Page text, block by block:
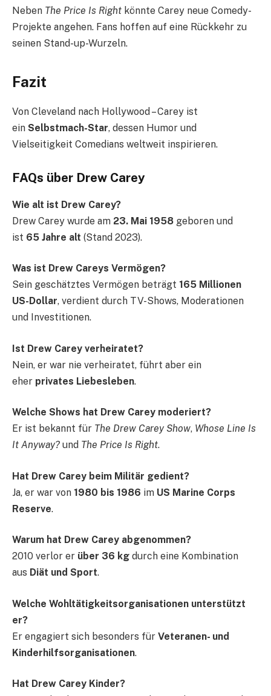
Neben The Price Is Right könnte Carey neue Comedy-
Projekte angehen. Fans hoffen auf eine Rückkehr zu
seinen Stand-up-Wurzeln.
Fazit
Von Cleveland nach Hollywood – Carey ist
ein Selbstmach-Star, dessen Humor und
Vielseitigkeit Comedians weltweit inspirieren.
FAQs über Drew Carey
Wie alt ist Drew Carey?
Drew Carey wurde am 23. Mai 1958 geboren und
ist 65 Jahre alt (Stand 2023).
Was ist Drew Careys Vermögen?
Sein geschätztes Vermögen beträgt 165 Millionen
US-Dollar, verdient durch TV-Shows, Moderationen
und Investitionen.
Ist Drew Carey verheiratet?
Nein, er war nie verheiratet, führt aber ein
eher privates Liebesleben.
Welche Shows hat Drew Carey moderiert?
Er ist bekannt für The Drew Carey Show, Whose Line Is
It Anyway? und The Price Is Right.
Hat Drew Carey beim Militär gedient?
Ja, er war von 1980 bis 1986 im US Marine Corps
Reserve.
Warum hat Drew Carey abgenommen?
2010 verlor er über 36 kg durch eine Kombination
aus Diät und Sport.
Welche Wohltätigkeitsorganisationen unterstützt
er?
Er engagiert sich besonders für Veteranen- und
Kinderhilfsorganisationen.
Hat Drew Carey Kinder?